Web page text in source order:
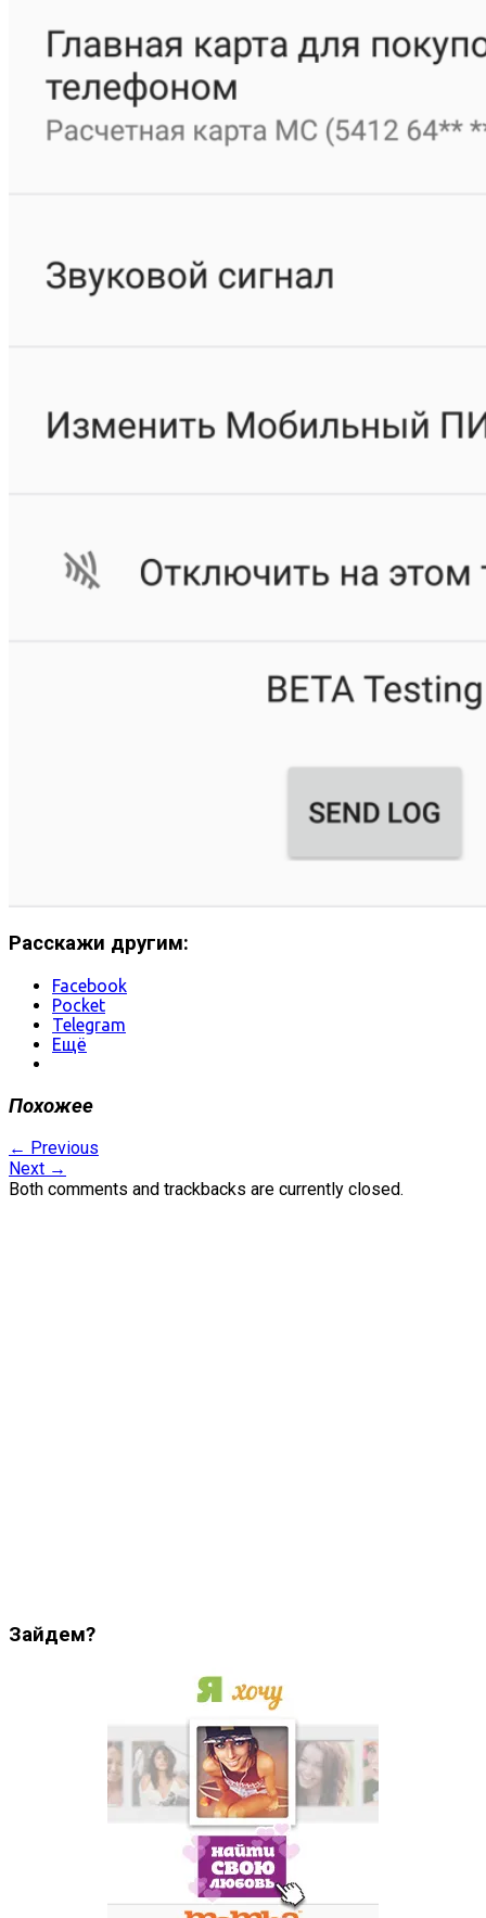
Расскажи другим:
Facebook
Pocket
Telegram
Ещё
Похожее
← Previous
Next →
Both comments and trackbacks are currently closed.
Зайдем?